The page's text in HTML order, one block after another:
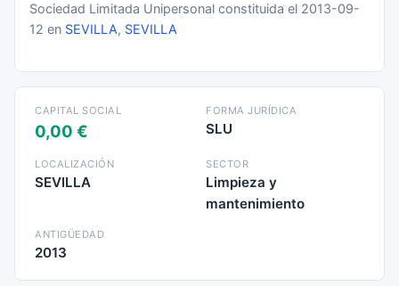
Sociedad Limitada Unipersonal constituida el 2013-09-
12 en SEVILLA, SEVILLA
CAPITAL SOCIAL
0,00 €
FORMA JURÍDICA
SLU
LOCALIZACIÓN
SEVILLA
SECTOR
Limpieza y
mantenimiento
ANTIGÜEDAD
2013